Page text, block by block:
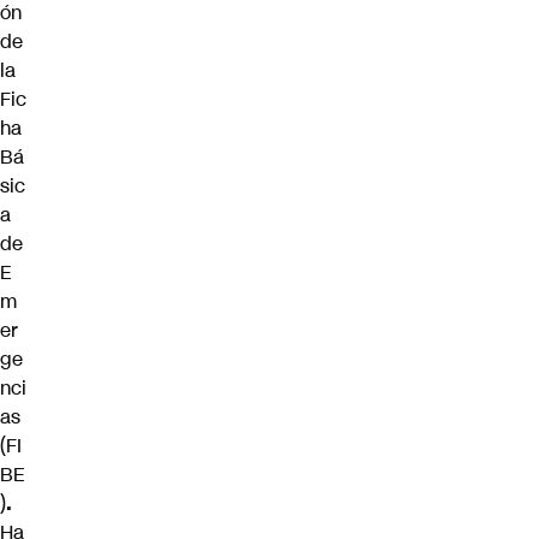
ón
de
la
Fic
ha
Bá
sic
a
de
E
m
er
ge
nci
as
(FI
BE
).
Ha